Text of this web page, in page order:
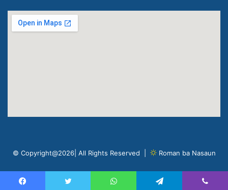
© Copyright@2026| All Rights Reserved | Roman ba Nasaun